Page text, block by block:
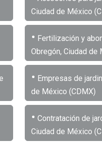
Ciudad de México
• Fertilización y
Obregón, Ciudad de
• Empresas de
de México (CDMX)
• Contratación de
Ciudad de México